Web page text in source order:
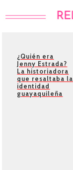
¿Quién era
Jenny Estrada?
La historiadora
que resaltaba la
identidad
guayaquileña